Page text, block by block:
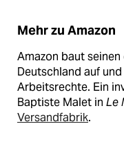
Mehr zu Amazon
Amazon baut
Deutschland auf
Arbeitsrechte. Ein
Baptiste Malet in Le
Versandfabrik.